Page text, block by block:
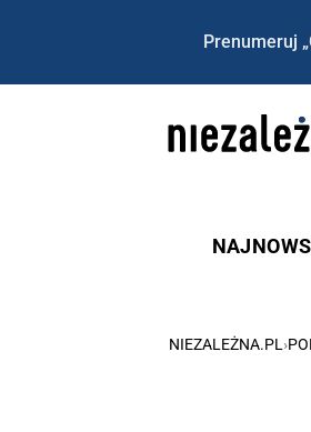
Prenumeruj
NIEZALEŻNA.PL ›